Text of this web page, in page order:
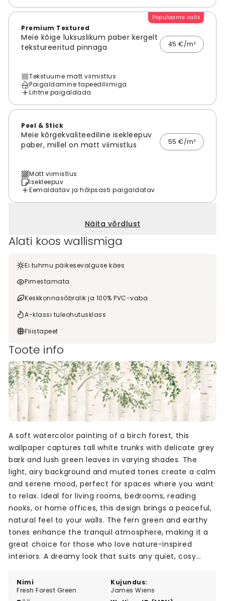
Populaarne valik
Premium Textured
Meie kõige luksuslikum paber kergelt
tekstureeritud pinnaga
45 €/m²
Tekstuurne matt viimistlus
Paigaldamine tapeediliimiga
Lihtne paigaldada
Peel & Stick
Meie kõrgekvaliteediline isekleepuv
paber, millel on matt viimistlus
55 €/m²
Matt viimistlus
Isekleepuv
Eemaldatav ja hõlpsasti paigaldatav
Näita võrdlust
Alati koos wallismiga
Ei tuhmu päikesevalguse käes
Pimestamata
Keskkonnasõbralik ja 100% PVC-vaba
A-klassi tuleohutusklass
Fliistapeet
Toote info
Nimi
Fresh Forest Green
Kujundus:
James Wiens
A soft watercolor painting of a birch forest, this
wallpaper captures tall white trunks with delicate grey
bark and lush green leaves in varying shades. The
light, airy background and muted tones create a calm
and serene mood, perfect for spaces where you want
to relax. Ideal for living rooms, bedrooms, reading
nooks, or home offices, this design brings a peaceful,
natural feel to your walls. The fern green and earthy
tones enhance the tranquil atmosphere, making it a
great choice for those who love nature-inspired
interiors. A dreamy look that suits any quiet, cosy